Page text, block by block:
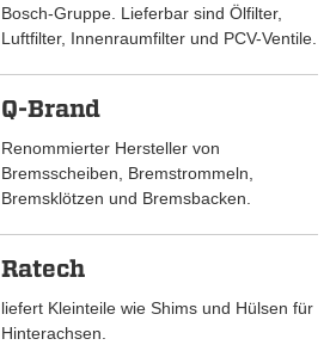
Bosch-Gruppe. Lieferbar sind Ölfilter,
Luftfilter, Innenraumfilter und PCV-Ventile.
Q-Brand
Renommierter Hersteller von
Bremsscheiben, Bremstrommeln,
Bremsklötzen und Bremsbacken.
Ratech
liefert Kleinteile wie Shims und Hülsen für
Hinterachsen.